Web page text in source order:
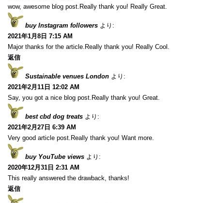
wow, awesome blog post.Really thank you! Really Great.
buy Instagram followers より:
2021年1月8日 7:15 AM
Major thanks for the article.Really thank you! Really Cool.
返信
Sustainable venues London より:
2021年2月11日 12:02 AM
Say, you got a nice blog post.Really thank you! Great.
best cbd dog treats より:
2021年2月27日 6:39 AM
Very good article post.Really thank you! Want more.
buy YouTube views より:
2020年12月31日 2:31 AM
This really answered the drawback, thanks!
返信